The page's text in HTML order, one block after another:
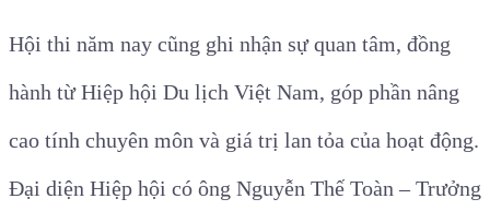
Hội thi năm nay cũng ghi nhận sự quan tâm, đồng
hành từ Hiệp hội Du lịch Việt Nam, góp phần nâng
cao tính chuyên môn và giá trị lan tỏa của hoạt động.
Đại diện Hiệp hội có ông Nguyễn Thế Toàn – Trưởng